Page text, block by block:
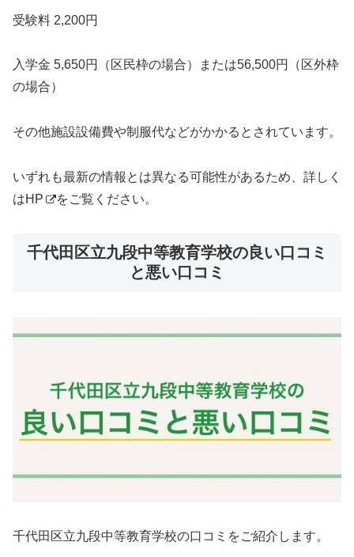
受験料 2,200円
入学金 5,650円（区民枠の場合）または56,500円（区外枠
の場合）
その他施設設備費や制服代など がかかるとされています。
いずれも最新の情報とは異なる可能性があるため、詳しく
はHP をご覧ください。
千代田区立九段中等教育学校の良い口コミ
と悪い口コミ
千代田区立九段中等教育学校の口コミをご紹介します。